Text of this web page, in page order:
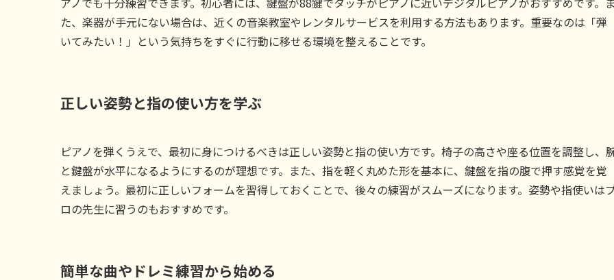
た、楽器が手元にない場合は、近くの音楽教室やレンタルサービスを利用する方法もあります。重要なのは「弾
いてみたい！」という気持ちをすぐに行動に移せる環境を整えることです。
正しい姿勢と指の使い方を学ぶ
ピアノを弾くうえで、最初に身につけるべきは正しい姿勢と指の使い方です。椅子の高さや座る位置を調整し、
と鍵盤が水平になるようにするのが理想です。また、指を軽く丸めた形を基本に、鍵盤を指の腹で押す感覚を覚
えましょう。最初に正しいフォームを習得しておくことで、後々の練習がスムーズになります。姿勢や指使いは
ロの先生に習うのもおすすめです。
簡単な曲やドレミ練習から始める